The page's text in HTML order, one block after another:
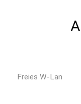
Freies W-Lan